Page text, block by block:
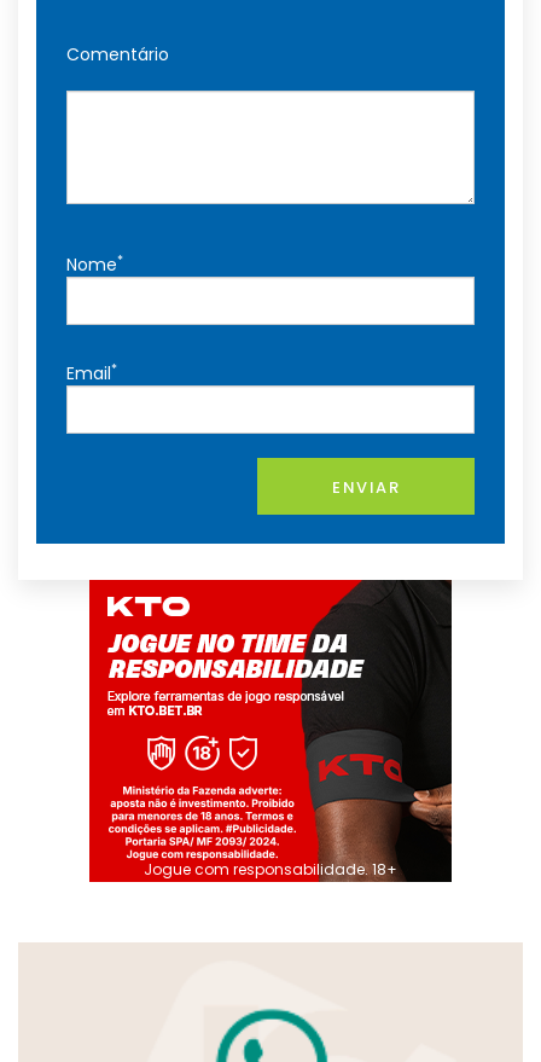
Comentário
Nome*
Email*
ENVIAR
Jogue com responsabilidade. 18+